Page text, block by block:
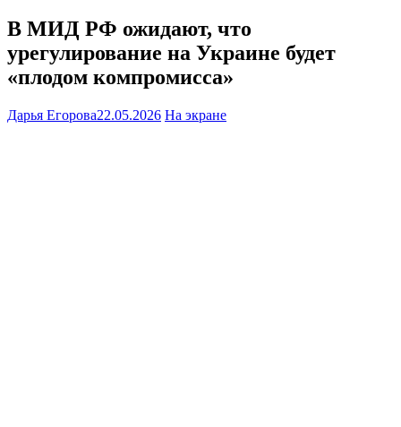
В МИД РФ ожидают, что
урегулирование на Украине будет
«плодом компромисса»
Дарья Егорова22.05.2026 На экране